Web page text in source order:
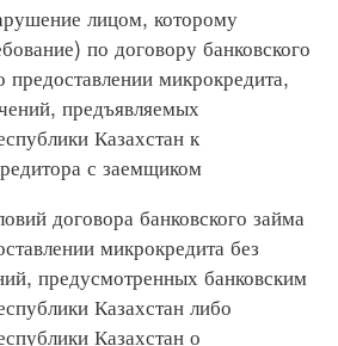
лицом, которому
по договору банковского
микрокредита,
предъявляемых
Казахстан к
с заемщиком
договора банковского займа
микрокредита без
предусмотренных банковским
Казахстан либо
Казахстан о